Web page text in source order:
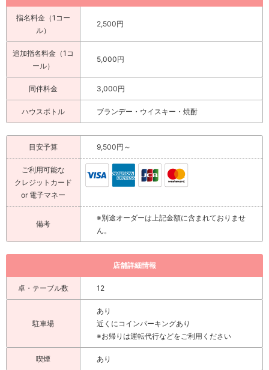
指名料金（1コー
ル）
2,500円
追加指名料金（1コ
ール）
5,000円
同伴料金 3,000円
ハウスボトル ブランデー・ウイスキー・焼酎
目安予算 9,500円～
ご利用可能な
クレジットカード
or 電子マネー
備考
※別途オーダーは上記金額に含まれておりませ
ん。
店舗詳細情報
卓・テーブル数 12
駐車場
あり
近くにコインパーキングあり
※お帰りは運転代行などをご利用ください
喫煙 あり